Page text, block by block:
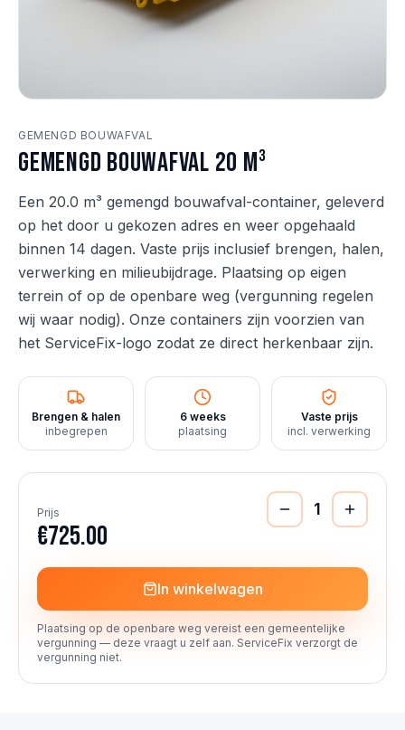
GEMENGD BOUWAFVAL
Gemengd bouwafval 20 m³
Een 20.0 m³ gemengd bouwafval-container, geleverd
op het door u gekozen adres en weer opgehaald
binnen 14 dagen. Vaste prijs inclusief brengen, halen,
verwerking en milieubijdrage. Plaatsing op eigen
terrein of op de openbare weg (vergunning regelen
wij waar nodig). Onze containers zijn voorzien van
het ServiceFix-logo zodat ze direct herkenbaar zijn.
Brengen & halen
inbegrepen
6 weeks
plaatsing
Vaste prijs
incl. verwerking
Prijs
€725.00
1
In winkelwagen
Plaatsing op de openbare weg vereist een gemeentelijke
vergunning — deze vraagt u zelf aan. ServiceFix verzorgt de
vergunning niet.